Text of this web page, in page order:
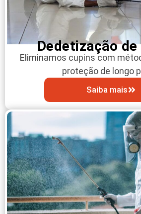
Dedetização de
Eliminamos cupins com
proteção de longo
Saiba mais